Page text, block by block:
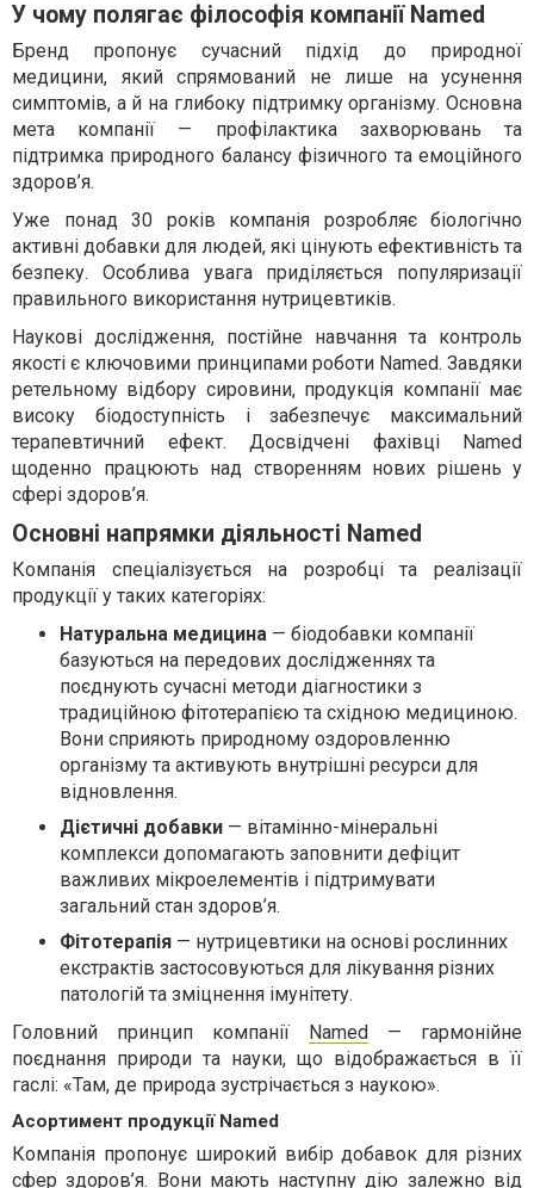
У чому полягає філософія компанії Named
Бренд пропонує сучасний підхід до природної
медицини, який спрямований не лише на усунення
симптомів, а й на глибоку підтримку організму. Основна
мета компанії — профілактика захворювань та
підтримка природного балансу фізичного та емоційного
здоров’я.
Уже понад 30 років компанія розробляє біологічно
активні добавки для людей, які цінують ефективність та
безпеку. Особлива увага приділяється популяризації
правильного використання нутрицевтиків.
Наукові дослідження, постійне навчання та контроль
якості є ключовими принципами роботи Named. Завдяки
ретельному відбору сировини, продукція компанії має
високу біодоступність і забезпечує максимальний
терапевтичний ефект. Досвідчені фахівці Named
щоденно працюють над створенням нових рішень у
сфері здоров’я.
Основні напрямки діяльності Named
Компанія спеціалізується на розробці та реалізації
продукції у таких категоріях:
Натуральна медицина — біодобавки компанії
базуються на передових дослідженнях та
поєднують сучасні методи діагностики з
традиційною фітотерапією та східною медициною.
Вони сприяють природному оздоровленню
організму та активують внутрішні ресурси для
відновлення.
Дієтичні добавки — вітамінно-мінеральні
комплекси допомагають заповнити дефіцит
важливих мікроелементів і підтримувати
загальний стан здоров’я.
Фітотерапія — нутрицевтики на основі рослинних
екстрактів застосовуються для лікування різних
патологій та зміцнення імунітету.
Головний принцип компанії Named — гармонійне
поєднання природи та науки, що відображається в її
гаслі: «Там, де природа зустрічається з наукою».
Асортимент продукції Named
Компанія пропонує широкий вибір добавок для різних
сфер здоров’я. Вони мають наступну дію залежно від